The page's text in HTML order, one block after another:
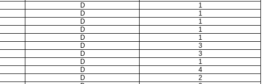
D
1
D
1
D
1
D
1
D
1
D
3
D
3
D
1
D
4
D
2